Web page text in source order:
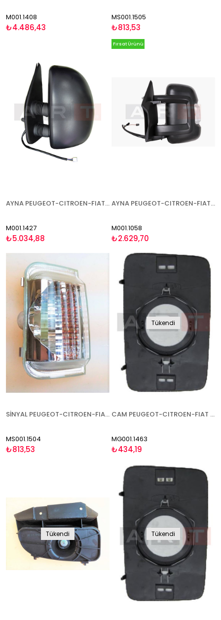
M001.1408
₺4.486,43
MS001.1505
₺813,53
AYNA PEUGEOT-CITROEN-FIAT BOXER-JUMPER-DUCATO 2000-2006 ELEKTRİKLİ ISITMALI KISA KOL ÇİFT AYNALI SOL
M001.1427
₺5.034,88
AYNA PEUGEOT-CITROEN-FIAT BOXER-JUMPER-DUCATO 2006- ELEKTRİKLİ ISITMALI SİNYALLİ KISA KOL SOL
M001.1058
₺2.629,70
Fırsat Ürünü
SİNYAL PEUGEOT-CITROEN-FIAT BOXER-JUMPER-DUCATO 2006- BEYAZ 5W SOL
MS001.1504
₺813,53
Tükendi
CAM PEUGEOT-CITROEN-FIAT BOXER-JUMPER-DUCATO 1994-2000 SAĞ
MG001.1463
₺434,19
Tükendi Tükendi